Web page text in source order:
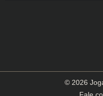
© 2026